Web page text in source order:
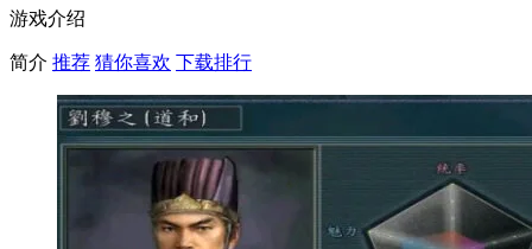
游戏介绍
简介 推荐 猜你喜欢 下载排行